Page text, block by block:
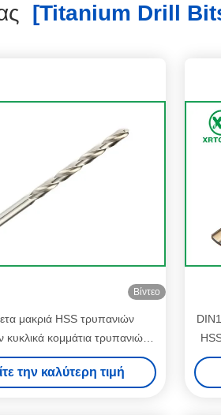
[titanium Drill
Βίντεο
μακριά HSS τρυπανιών
κυκλικά κομμάτια τρυπανιών
κοβαλτίου σημείου 135°
μορφής εύκαμπτα
την καλύτερη τιμή